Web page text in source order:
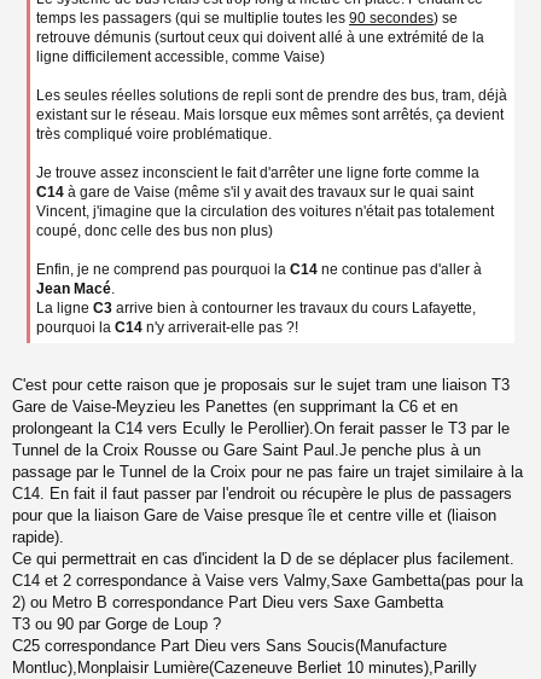
temps les passagers (qui se multiplie toutes les 90 secondes) se
retrouve démunis (surtout ceux qui doivent allé à une extrémité de la
ligne difficilement accessible, comme Vaise)
Les seules réelles solutions de repli sont de prendre des bus, tram, déjà
existant sur le réseau. Mais lorsque eux mêmes sont arrêtés, ça devient
très compliqué voire problématique.
Je trouve assez inconscient le fait d'arrêter une ligne forte comme la
C14 à gare de Vaise (même s'il y avait des travaux sur le quai saint
Vincent, j'imagine que la circulation des voitures n'était pas totalement
coupé, donc celle des bus non plus)
Enfin, je ne comprend pas pourquoi la C14 ne continue pas d'aller à
Jean Macé.
La ligne C3 arrive bien à contourner les travaux du cours Lafayette,
pourquoi la C14 n'y arriverait-elle pas ?!
C'est pour cette raison que je proposais sur le sujet tram une liaison T3
Gare de Vaise-Meyzieu les Panettes (en supprimant la C6 et en
prolongeant la C14 vers Ecully le Perollier).On ferait passer le T3 par le
Tunnel de la Croix Rousse ou Gare Saint Paul.Je penche plus à un
passage par le Tunnel de la Croix pour ne pas faire un trajet similaire à la
C14. En fait il faut passer par l'endroit ou récupère le plus de passagers
pour que la liaison Gare de Vaise presque île et centre ville et (liaison
rapide).
Ce qui permettrait en cas d'incident la D de se déplacer plus facilement.
C14 et 2 correspondance à Vaise vers Valmy,Saxe Gambetta(pas pour la
2) ou Metro B correspondance Part Dieu vers Saxe Gambetta
T3 ou 90 par Gorge de Loup ?
C25 correspondance Part Dieu vers Sans Soucis(Manufacture
Montluc),Monplaisir Lumière(Cazeneuve Berliet 10 minutes),Parilly